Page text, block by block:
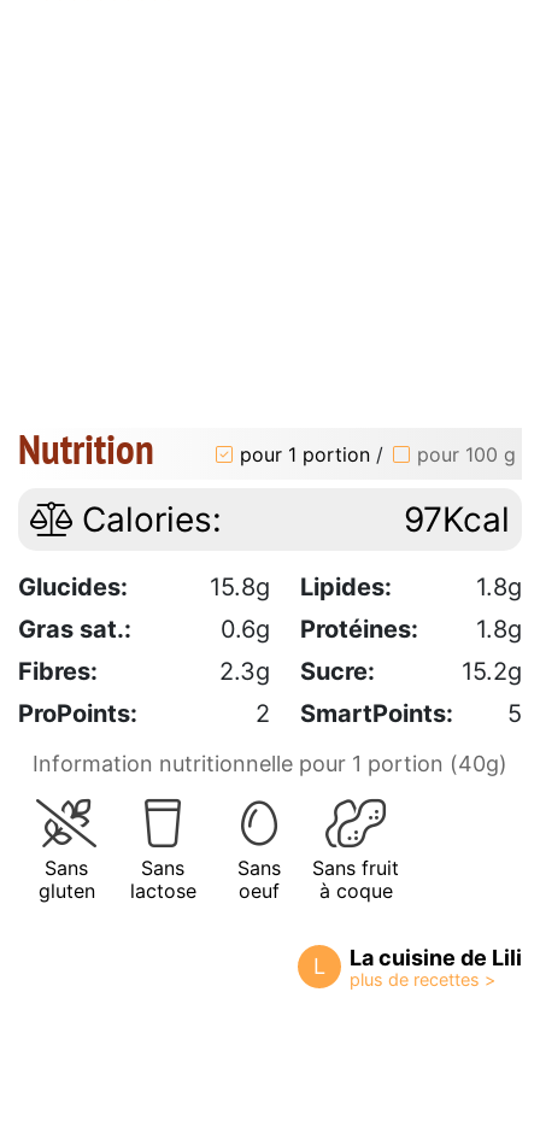
Nutrition pour 1 portion / pour 100 g
Calories: 97Kcal
Glucides: 15.8g Lipides:
1.8g
Gras sat.:
0.6g Protéines:
1.8g
Fibres:
2.3g Sucre:
15.2g
ProPoints:
2 SmartPoints: 5
Information nutritionnelle pour 1 portion (40g)
Sans
gluten
Sans
lactose
Sans
oeuf
Sans fruit
à coque
L La cuisine de Lili